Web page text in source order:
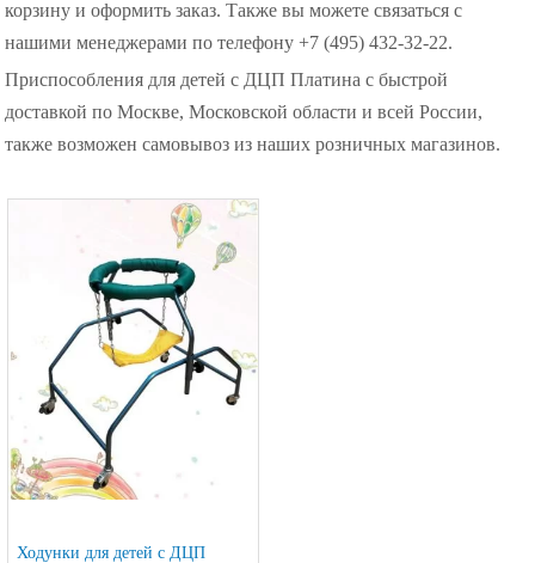
корзину и оформить заказ. Также вы можете связаться с
нашими менеджерами по телефону +7 (495) 432-32-22.
Приспособления для детей с ДЦП Платина с быстрой
доставкой по Москве, Московской области и всей России,
также возможен самовывоз из наших розничных магазинов.
Ходунки для детей с ДЦП